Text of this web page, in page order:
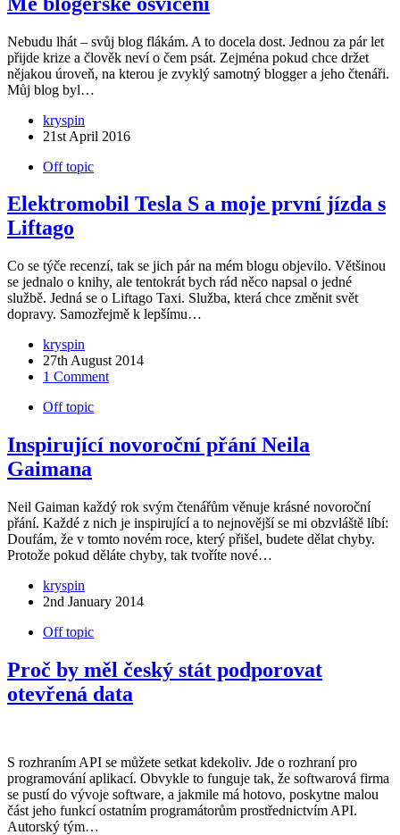
Nebudu lhát – svůj blog flákám. A to docela dost. Jednou za pár let
přijde krize a člověk neví o čem psát. Zejména pokud chce držet
nějakou úroveň, na kterou je zvyklý samotný blogger a jeho čtenáři.
Můj blog byl…
kryspin
21st April 2016
Off topic
Elektromobil Tesla S a moje první jízda s
Liftago
Co se týče recenzí, tak se jich pár na mém blogu objevilo. Většinou
se jednalo o knihy, ale tentokrát bych rád něco napsal o jedné
službě. Jedná se o Liftago Taxi. Služba, která chce změnit svět
dopravy. Samozřejmě k lepšímu…
kryspin
27th August 2014
1 Comment
Off topic
Inspirující novoroční přání Neila
Gaimana
Neil Gaiman každý rok svým čtenářům věnuje krásné novoroční
přání. Každé z nich je inspirující a to nejnovější se mi obzvláště líbí:
Doufám, že v tomto novém roce, který přišel, budete dělat chyby.
Protože pokud děláte chyby, tak tvoříte nové…
kryspin
2nd January 2014
Off topic
Proč by měl český stát podporovat
otevřená data
S rozhraním API se můžete setkat kdekoliv. Jde o rozhraní pro
programování aplikací. Obvykle to funguje tak, že softwarová firma
se pustí do vývoje software, a jakmile má hotovo, poskytne malou
část jeho funkcí ostatním programátorům prostřednictvím API.
Autorský tým…